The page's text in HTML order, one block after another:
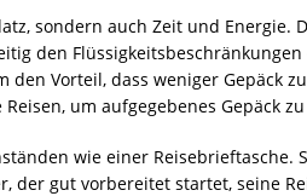
sondern auch Zeit und Energie.
den
Vorteil, dass weniger Gepäck
um aufgegebenes Gepäck
wie einer Reisebrieftasche.
der gut vorbereitet startet, seine